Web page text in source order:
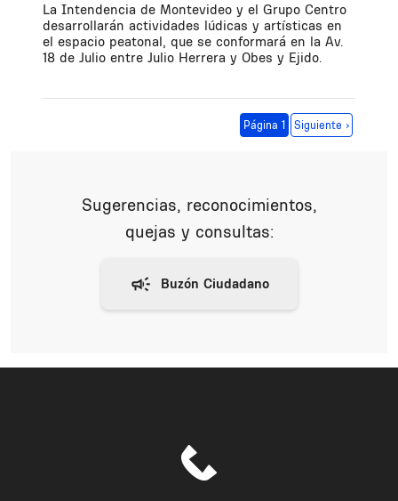
La Intendencia de Montevideo y el Grupo Centro
desarrollarán actividades lúdicas y artísticas en
el espacio peatonal, que se conformará en la Av.
18 de Julio entre Julio Herrera y Obes y Ejido.
Página 1 Siguiente página
Siguiente ›
Sugerencias, reconocimientos,
quejas y consultas: